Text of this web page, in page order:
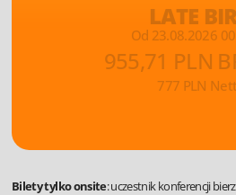
LATE
Od 23.08.2026
955,71 PLN
777 PLN
Bilety tylko onsite: uczestnik konferencji